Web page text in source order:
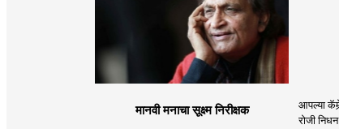
मानवी मनाचा सूक्ष्म निरीक्षक
आपल्या
रोजी